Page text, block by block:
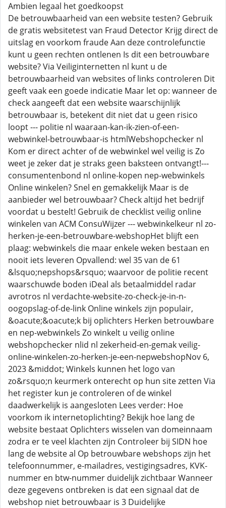
Ambien legaal het goedkoopst
De betrouwbaarheid van een website testen? Gebruik
de gratis websitetest van Fraud Detector Krijg direct de
uitslag en voorkom fraude Aan deze controlefunctie
kunt u geen rechten ontlenen Is dit een betrouwbare
website? Via Veiliginternetten nl kunt u de
betrouwbaarheid van websites of links controleren Dit
geeft vaak een goede indicatie Maar let op: wanneer de
check aangeeft dat een website waarschijnlijk
betrouwbaar is, betekent dit niet dat u geen risico
loopt --- politie nl waaraan-kan-ik-zien-of-een-
webwinkel-betrouwbaar-is htmlWebshopchecker nl
Kom er direct achter of de webwinkel wel veilig is Zo
weet je zeker dat je straks geen baksteen ontvangt!---
consumentenbond nl online-kopen nep-webwinkels
Online winkelen? Snel en gemakkelijk Maar is de
aanbieder wel betrouwbaar? Check altijd het bedrijf
voordat u bestelt! Gebruik de checklist veilig online
winkelen van ACM ConsuWijzer --- webwinkelkeur nl zo-
herken-je-een-betrouwbare-webshopHet blijft een
plaag: webwinkels die maar enkele weken bestaan en
nooit iets leveren Opvallend: wel 35 van de 61
&lsquo;nepshops&rsquo; waarvoor de politie recent
waarschuwde boden iDeal als betaalmiddel radar
avrotros nl verdachte-website-zo-check-je-in-n-
oogopslag-of-de-link Online winkels zijn populair,
&oacute;&oacute;k bij oplichters Herken betrouwbare
en nep-webwinkels Zo winkelt u veilig online
webshopchecker nlid nl zekerheid-en-gemak veilig-
online-winkelen-zo-herken-je-een-nepwebshopNov 6,
2023 &middot; Winkels kunnen het logo van
zo&rsquo;n keurmerk onterecht op hun site zetten Via
het register kun je controleren of de winkel
daadwerkelijk is aangesloten Lees verder: Hoe
voorkom ik internetoplichting? Bekijk hoe lang de
website bestaat Oplichters wisselen van domeinnaam
zodra er te veel klachten zijn Controleer bij SIDN hoe
lang de website al Op betrouwbare webshops zijn het
telefoonnummer, e-mailadres, vestigingsadres, KVK-
nummer en btw-nummer duidelijk zichtbaar Wanneer
deze gegevens ontbreken is dat een signaal dat de
webshop niet betrouwbaar is 3 Duidelijke